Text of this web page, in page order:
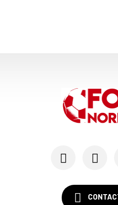
SM CAEN -
Le Rouennais Nassim
Le Stade Malherbe sur le